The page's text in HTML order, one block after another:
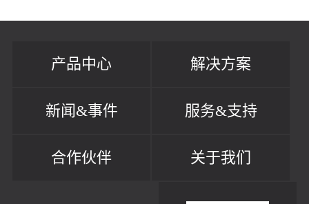
产品中心 解决方案
新闻&事件 服务&支持
合作伙伴 关于我们